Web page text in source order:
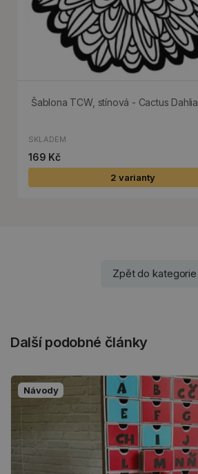
Šablona TCW, stínová - Cactus Dahlia
SKLADEM
169 Kč
2 varianty
Zpět do kategorie
Další podobné články
Návody